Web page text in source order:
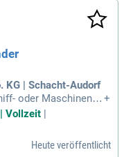
KG | Schacht-Audorf
oder Maschinenba
Einschlägige (Führ
Fertigung, ideale
+
Vollzeit
Heute veröffentlicht